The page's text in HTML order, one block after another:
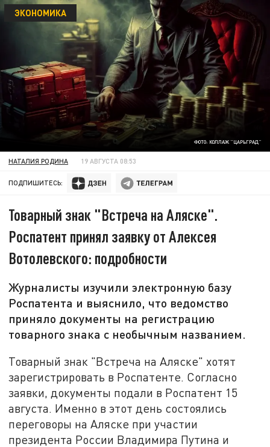
ФОТО: КОЛЛАЖ "ЦАРЬГРАД"
ЭКОНОМИКА
НАТАЛИЯ РОДИНА 19 АВГУСТА 08:53
ПОДПИШИТЕСЬ:
Товарный знак "Встреча на Аляске".
Роспатент принял заявку от Алексея
Вотолевского: подробности
Журналисты изучили электронную базу
Роспатента и выяснило, что ведомство
приняло документы на регистрацию
товарного знака с необычным названием.
Товарный знак "Встреча на Аляске" хотят
зарегистрировать в Роспатенте. Согласно
заявки, документы подали в Роспатент 15
августа. Именно в этот день состоялись
переговоры на Аляске при участии
президента России Владимира Путина и